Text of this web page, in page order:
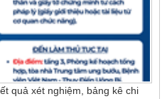
quả xét nghiệm, bảng kê chi